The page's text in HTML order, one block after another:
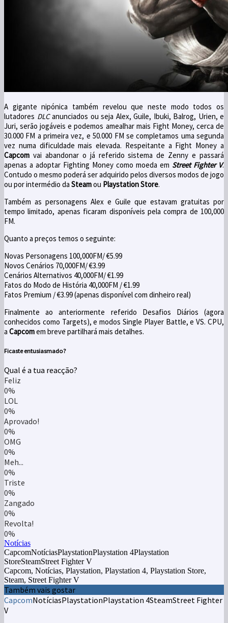
A gigante nipónica também revelou que neste modo todos os
lutadores DLCanunciados ou seja Alex, Guile, Ibuki, Balrog, Urien, e
Juri, serão jogáveis e podemos amealhar mais Fight Money, cerca de
30.000 FM a primeira vez, e 50.000 FM se completamos uma segunda
vez numa dificuldade mais elevada. Respeitante a Fight Money a
Capcom vai abandonar o já referido sistema de Zenny e passará
apenas a adoptar Fighting Money como moeda em Street Fighter V.
Contudo o mesmo poderá ser adquirido pelos diversos modos de jogo
ou por intermédio da Steamou Playstation Store.
Também as personagens Alex e Guile que estavam gratuitas por
tempo limitado, apenas ficaram disponíveis pela compra de 100,000
FM.
Quanto a preços temos o seguinte:
Novas Personagens 100,000FM/ €5.99
Novos Cenários 70,000FM/ €3.99
Cenários Alternativos 40,000FM/ €1.99
Fatos do Modo de História 40,000FM / €1.99
Fatos Premium / €3.99 (apenas disponível com dinheiro real)
Finalmente ao anteriormente referido Desafios Diários (agora
conhecidos como Targets), e modos Single Player Battle, e VS. CPU,
a Capcomem breve partilhará mais detalhes.
Ficaste entusiasmado?
Qual é a tua reacção?
Feliz
0%
LOL
0%
Aprovado!
0%
OMG
0%
Meh...
0%
Triste
0%
Zangado
0%
Revolta!
0%
Notícias
CapcomNotíciasPlaystationPlaystation 4Playstation
StoreSteamStreet Fighter V
Capcom, Notícias, Playstation, Playstation 4, Playstation Store,
Steam, Street Fighter V
Também vais gostar
CapcomNotíciasPlaystationPlaystation 4SteamStreet Fighter
V